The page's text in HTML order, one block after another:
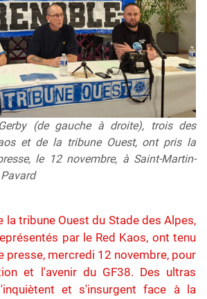
(de gauche à droite), trois des
et de la tribune Ouest, ont pris la
le 12 novembre, à Saint-Martin-
la tribune Ouest du Stade des Alpes,
par le Red Kaos, ont tenu
presse, mercredi 12 novembre, pour
et l'avenir du GF38. Des ultras
et s'insurgent face à la